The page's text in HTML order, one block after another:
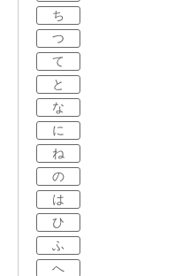
ち
つ
て
と
な
に
ね
の
は
ひ
ふ
へ